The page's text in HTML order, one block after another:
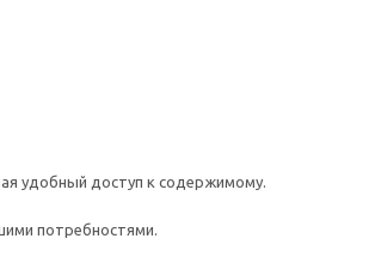
удобный доступ к содержимому.
потребностями.